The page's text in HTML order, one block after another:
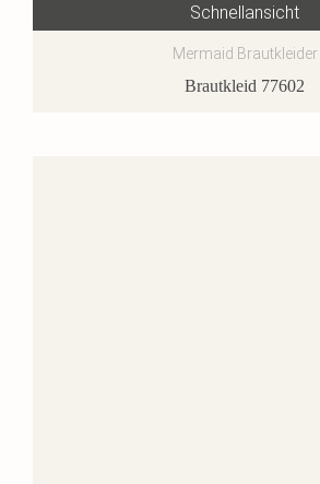
Schnellansicht
Mermaid Brautkleider
Brautkleid 77602